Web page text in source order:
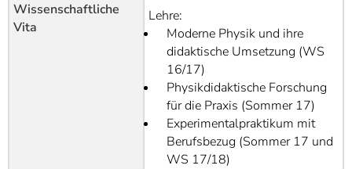
Wissenschaftliche
Vita
Lehre:
Moderne Physik und ihre
didaktische Umsetzung (WS
16/17)
Physikdidaktische Forschung
für die Praxis (Sommer 17)
Experimentalpraktikum mit
Berufsbezug (Sommer 17 und
WS 17/18)